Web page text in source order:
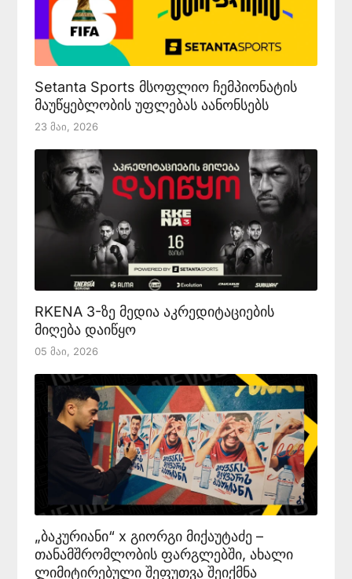
Setanta Sports მსოფლიო ჩემპიონატის
მაუწყებლობის უფლებას აანონსებს
23 Მაი, 2026
RKENA 3-ზე მედია აკრედიტაციების
მიღება დაიწყო
05 Მაი, 2026
„ბაკურიანი“ x გიორგი მიქაუტაძე –
თანამშრომლობის ფარგლებში, ახალი
ლიმიტირებული შეფუთვა შეიქმნა